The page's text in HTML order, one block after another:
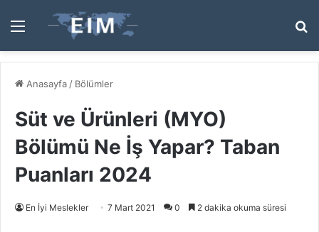
Menü
...
Anasayfa / Bölümler
Süt ve Ürünleri (MYO)
Bölümü Ne İş Yapar? Taban
Puanları 2024
En İyi Meslekler 7 Mart 2021 0 2 dakika okuma süresi